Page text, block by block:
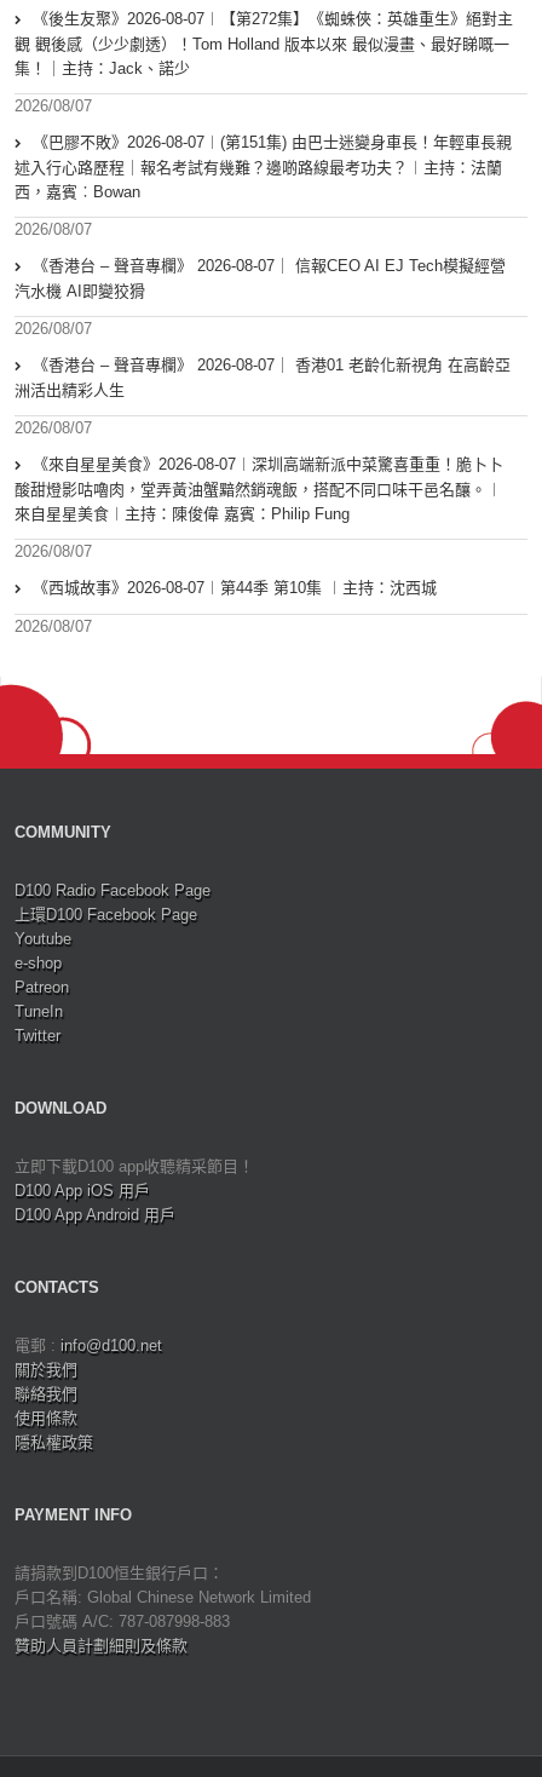
《後生友聚》2026-08-07︱【第272集】《蜘蛛俠：英雄重生》絕對主
觀 觀後感（少少劇透）！Tom Holland 版本以來 最似漫畫、最好睇嘅一
集！｜主持：Jack、諾少
2026/08/07
《巴膠不敗》2026-08-07︱(第151集) 由巴士迷變身車長！年輕車長親
述入行心路歷程｜報名考試有幾難？邊啲路線最考功夫？︱主持：法蘭
西，嘉賓︰Bowan
2026/08/07
《香港台 – 聲音專欄》 2026-08-07｜ 信報CEO AI EJ Tech模擬經營
汽水機 AI即變狡猾
2026/08/07
《香港台 – 聲音專欄》 2026-08-07｜ 香港01 老齡化新視角 在高齡亞
洲活出精彩人生
2026/08/07
《來自星星美食》2026-08-07︱深圳高端新派中菜驚喜重重！脆卜卜
酸甜燈影咕嚕肉，堂弄黃油蟹黯然銷魂飯，搭配不同口味干邑名釀。︱
來自星星美食︱主持：陳俊偉 嘉賓：Philip Fung
2026/08/07
《西城故事》2026-08-07︱第44季 第10集 ︱主持：沈西城
2026/08/07
COMMUNITY
D100 Radio Facebook Page
上環D100 Facebook Page
Youtube
e-shop
Patreon
TuneIn
Twitter
DOWNLOAD
立即下載D100 app收聽精采節目！
D100 App iOS 用戶
D100 App Android 用戶
CONTACTS
電郵 : info@d100.net
關於我們
聯絡我們
使用條款
隱私權政策
PAYMENT INFO
請捐款到D100恒生銀行戶口：
戶口名稱: Global Chinese Network Limited
戶口號碼 A/C: 787-087998-883
贊助人員計劃細則及條款